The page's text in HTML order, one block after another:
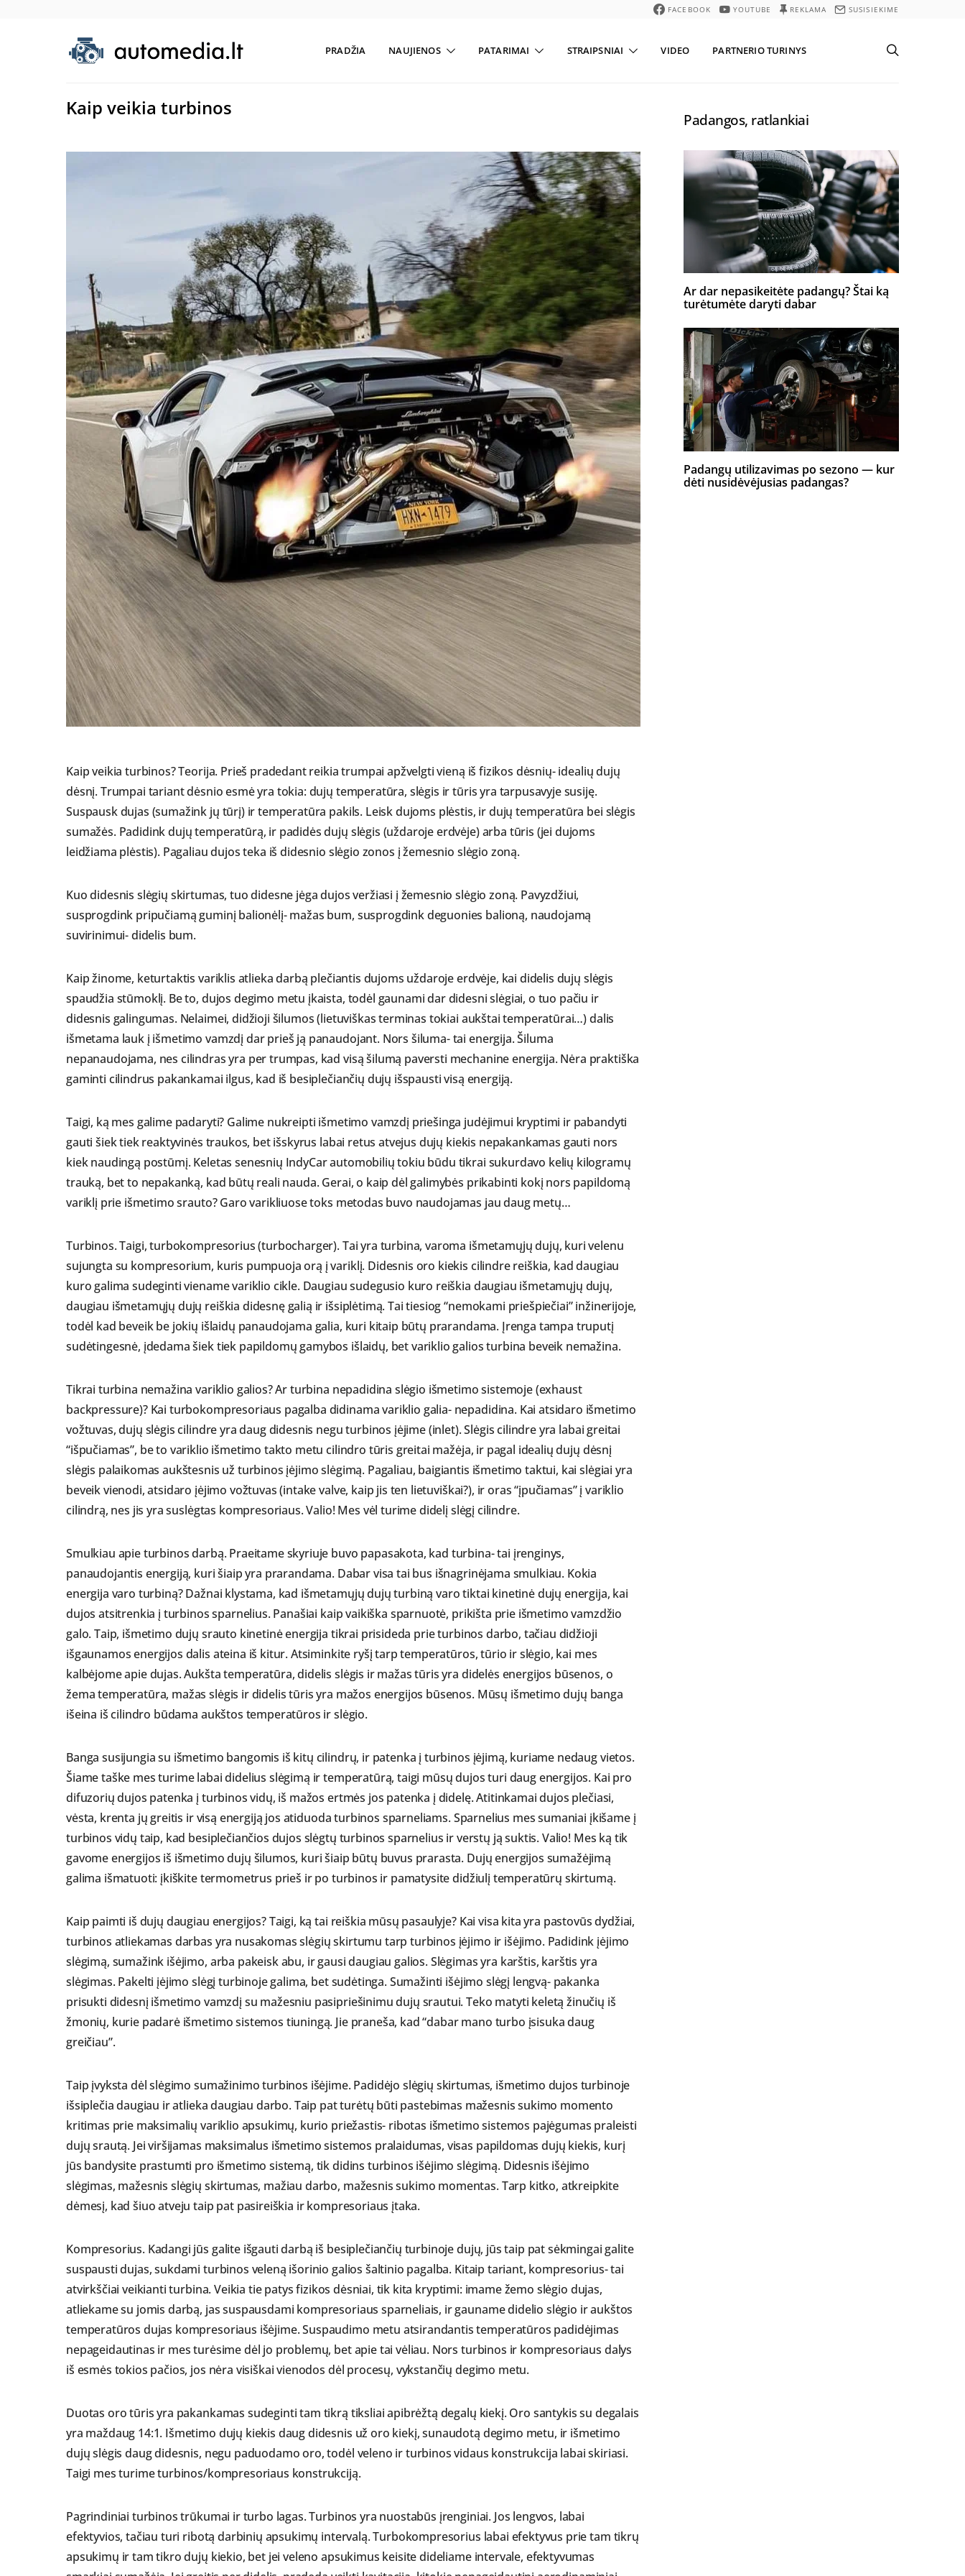
FACEBOOK YOUTUBE REKLAMA SUSISIEKIME
PRADŽIA NAUJIENOS PATARIMAI STRAIPSNIAI VIDEO PARTNERIO TURINYS
Kaip veikia turbinos
Kaip veikia turbinos? Teorija. Prieš pradedant reikia trumpai apžvelgti vieną iš fizikos dėsnių- idealių dujų
dėsnį. Trumpai tariant dėsnio esmė yra tokia: dujų temperatūra, slėgis ir tūris yra tarpusavyje susiję.
Suspausk dujas (sumažink jų tūrį) ir temperatūra pakils. Leisk dujoms plėstis, ir dujų temperatūra bei slėgis
sumažės. Padidink dujų temperatūrą, ir padidės dujų slėgis (uždaroje erdvėje) arba tūris (jei dujoms
leidžiama plėstis). Pagaliau dujos teka iš didesnio slėgio zonos į žemesnio slėgio zoną.
Kuo didesnis slėgių skirtumas, tuo didesne jėga dujos veržiasi į žemesnio slėgio zoną. Pavyzdžiui,
susprogdink pripučiamą guminį balionėlį- mažas bum, susprogdink deguonies balioną, naudojamą
suvirinimui- didelis bum.
Kaip žinome, keturtaktis variklis atlieka darbą plečiantis dujoms uždaroje erdvėje, kai didelis dujų slėgis
spaudžia stūmoklį. Be to, dujos degimo metu įkaista, todėl gaunami dar didesni slėgiai, o tuo pačiu ir
didesnis galingumas. Nelaimei, didžioji šilumos (lietuviškas terminas tokiai aukštai temperatūrai…) dalis
išmetama lauk į išmetimo vamzdį dar prieš ją panaudojant. Nors šiluma- tai energija. Šiluma
nepanaudojama, nes cilindras yra per trumpas, kad visą šilumą paversti mechanine energija. Nėra praktiška
gaminti cilindrus pakankamai ilgus, kad iš besiplečiančių dujų išspausti visą energiją.
Taigi, ką mes galime padaryti? Galime nukreipti išmetimo vamzdį priešinga judėjimui kryptimi ir pabandyti
gauti šiek tiek reaktyvinės traukos, bet išskyrus labai retus atvejus dujų kiekis nepakankamas gauti nors
kiek naudingą postūmį. Keletas senesnių IndyCar automobilių tokiu būdu tikrai sukurdavo kelių kilogramų
trauką, bet to nepakanką, kad būtų reali nauda. Gerai, o kaip dėl galimybės prikabinti kokį nors papildomą
variklį prie išmetimo srauto? Garo varikliuose toks metodas buvo naudojamas jau daug metų…
Turbinos. Taigi, turbokompresorius (turbocharger). Tai yra turbina, varoma išmetamųjų dujų, kuri velenu
sujungta su kompresorium, kuris pumpuoja orą į variklį. Didesnis oro kiekis cilindre reiškia, kad daugiau
kuro galima sudeginti viename variklio cikle. Daugiau sudegusio kuro reiškia daugiau išmetamųjų dujų,
daugiau išmetamųjų dujų reiškia didesnę galią ir išsiplėtimą. Tai tiesiog “nemokami priešpiečiai” inžinerijoje,
todėl kad beveik be jokių išlaidų panaudojama galia, kuri kitaip būtų prarandama. Įrenga tampa truputį
sudėtingesnė, įdedama šiek tiek papildomų gamybos išlaidų, bet variklio galios turbina beveik nemažina.
Tikrai turbina nemažina variklio galios? Ar turbina nepadidina slėgio išmetimo sistemoje (exhaust
backpressure)? Kai turbokompresoriaus pagalba didinama variklio galia- nepadidina. Kai atsidaro išmetimo
vožtuvas, dujų slėgis cilindre yra daug didesnis negu turbinos įėjime (inlet). Slėgis cilindre yra labai greitai
“išpučiamas”, be to variklio išmetimo takto metu cilindro tūris greitai mažėja, ir pagal idealių dujų dėsnį
slėgis palaikomas aukštesnis už turbinos įėjimo slėgimą. Pagaliau, baigiantis išmetimo taktui, kai slėgiai yra
beveik vienodi, atsidaro įėjimo vožtuvas (intake valve, kaip jis ten lietuviškai?), ir oras “įpučiamas” į variklio
cilindrą, nes jis yra suslėgtas kompresoriaus. Valio! Mes vėl turime didelį slėgį cilindre.
Smulkiau apie turbinos darbą. Praeitame skyriuje buvo papasakota, kad turbina- tai įrenginys,
panaudojantis energiją, kuri šiaip yra prarandama. Dabar visa tai bus išnagrinėjama smulkiau. Kokia
energija varo turbiną? Dažnai klystama, kad išmetamųjų dujų turbiną varo tiktai kinetinė dujų energija, kai
dujos atsitrenkia į turbinos sparnelius. Panašiai kaip vaikiška sparnuotė, prikišta prie išmetimo vamzdžio
galo. Taip, išmetimo dujų srauto kinetinė energija tikrai prisideda prie turbinos darbo, tačiau didžioji
išgaunamos energijos dalis ateina iš kitur. Atsiminkite ryšį tarp temperatūros, tūrio ir slėgio, kai mes
kalbėjome apie dujas. Aukšta temperatūra, didelis slėgis ir mažas tūris yra didelės energijos būsenos, o
žema temperatūra, mažas slėgis ir didelis tūris yra mažos energijos būsenos. Mūsų išmetimo dujų banga
išeina iš cilindro būdama aukštos temperatūros ir slėgio.
Banga susijungia su išmetimo bangomis iš kitų cilindrų, ir patenka į turbinos įėjimą, kuriame nedaug vietos.
Šiame taške mes turime labai didelius slėgimą ir temperatūrą, taigi mūsų dujos turi daug energijos. Kai pro
difuzorių dujos patenka į turbinos vidų, iš mažos ertmės jos patenka į didelę. Atitinkamai dujos plečiasi,
vėsta, krenta jų greitis ir visą energiją jos atiduoda turbinos sparneliams. Sparnelius mes sumaniai įkišame į
turbinos vidų taip, kad besiplečiančios dujos slėgtų turbinos sparnelius ir verstų ją suktis. Valio! Mes ką tik
gavome energijos iš išmetimo dujų šilumos, kuri šiaip būtų buvus prarasta. Dujų energijos sumažėjimą
galima išmatuoti: įkiškite termometrus prieš ir po turbinos ir pamatysite didžiulį temperatūrų skirtumą.
Kaip paimti iš dujų daugiau energijos? Taigi, ką tai reiškia mūsų pasaulyje? Kai visa kita yra pastovūs dydžiai,
turbinos atliekamas darbas yra nusakomas slėgių skirtumu tarp turbinos įėjimo ir išėjimo. Padidink įėjimo
slėgimą, sumažink išėjimo, arba pakeisk abu, ir gausi daugiau galios. Slėgimas yra karštis, karštis yra
slėgimas. Pakelti įėjimo slėgį turbinoje galima, bet sudėtinga. Sumažinti išėjimo slėgį lengvą- pakanka
prisukti didesnį išmetimo vamzdį su mažesniu pasipriešinimu dujų srautui. Teko matyti keletą žinučių iš
žmonių, kurie padarė išmetimo sistemos tiuningą. Jie praneša, kad “dabar mano turbo įsisuka daug
greičiau”.
Taip įvyksta dėl slėgimo sumažinimo turbinos išėjime. Padidėjo slėgių skirtumas, išmetimo dujos turbinoje
išsiplečia daugiau ir atlieka daugiau darbo. Taip pat turėtų būti pastebimas mažesnis sukimo momento
kritimas prie maksimalių variklio apsukimų, kurio priežastis- ribotas išmetimo sistemos pajėgumas praleisti
dujų srautą. Jei viršijamas maksimalus išmetimo sistemos pralaidumas, visas papildomas dujų kiekis, kurį
jūs bandysite prastumti pro išmetimo sistemą, tik didins turbinos išėjimo slėgimą. Didesnis išėjimo
slėgimas, mažesnis slėgių skirtumas, mažiau darbo, mažesnis sukimo momentas. Tarp kitko, atkreipkite
dėmesį, kad šiuo atveju taip pat pasireiškia ir kompresoriaus įtaka.
Kompresorius. Kadangi jūs galite išgauti darbą iš besiplečiančių turbinoje dujų, jūs taip pat sėkmingai galite
suspausti dujas, sukdami turbinos veleną išorinio galios šaltinio pagalba. Kitaip tariant, kompresorius- tai
atvirkščiai veikianti turbina. Veikia tie patys fizikos dėsniai, tik kita kryptimi: imame žemo slėgio dujas,
atliekame su jomis darbą, jas suspausdami kompresoriaus sparneliais, ir gauname didelio slėgio ir aukštos
temperatūros dujas kompresoriaus išėjime. Suspaudimo metu atsirandantis temperatūros padidėjimas
nepageidautinas ir mes turėsime dėl jo problemų, bet apie tai vėliau. Nors turbinos ir kompresoriaus dalys
iš esmės tokios pačios, jos nėra visiškai vienodos dėl procesų, vykstančių degimo metu.
Duotas oro tūris yra pakankamas sudeginti tam tikrą tiksliai apibrėžtą degalų kiekį. Oro santykis su degalais
yra maždaug 14:1. Išmetimo dujų kiekis daug didesnis už oro kiekį, sunaudotą degimo metu, ir išmetimo
dujų slėgis daug didesnis, negu paduodamo oro, todėl veleno ir turbinos vidaus konstrukcija labai skiriasi.
Taigi mes turime turbinos/kompresoriaus konstrukciją.
Pagrindiniai turbinos trūkumai ir turbo lagas. Turbinos yra nuostabūs įrenginiai. Jos lengvos, labai
efektyvios, tačiau turi ribotą darbinių apsukimų intervalą. Turbokompresorius labai efektyvus prie tam tikrų
apsukimų ir tam tikro dujų kiekio, bet jei veleno apsukimus keisite dideliame intervale, efektyvumas
Padangos, ratlankiai
Ar dar nepasikeitėte padangų? Štai ką
turėtumėte daryti dabar
Padangų utilizavimas po sezono — kur
dėti nusidėvėjusias padangas?